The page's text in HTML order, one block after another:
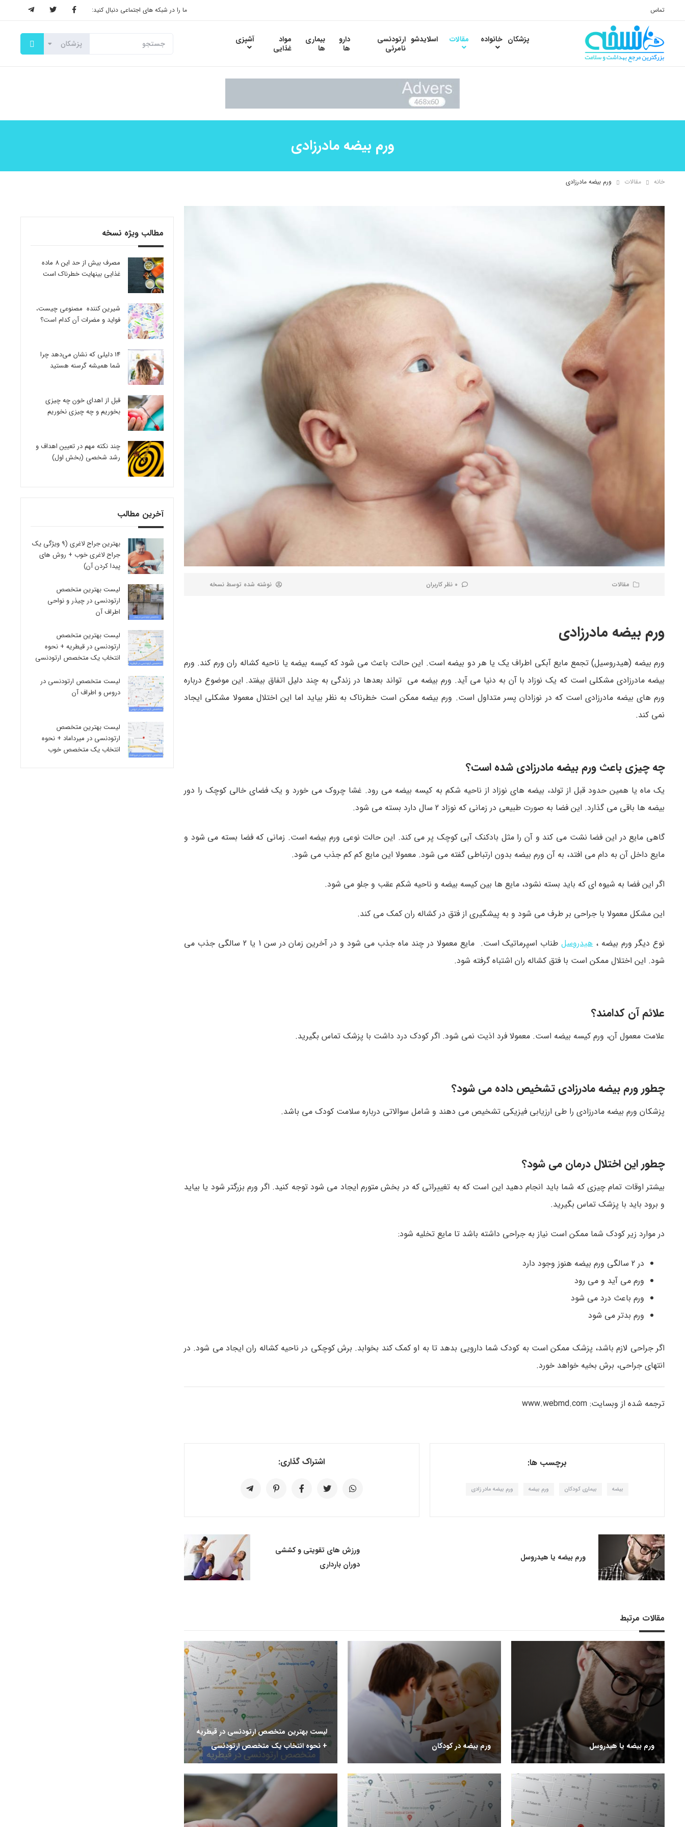
تماس ما را در شبکه های اجتماعی دنبال کنید:
پزشکان خانواده مقالات اسلایدشو ارتودنسی
نامرئی
دارو
ها
بیماری
ها
مواد
غذایی
آشپزی
ورم بیضه مادرزادی
خانه مقالات ورم بیضه مادرزادی
مقالات 0 نظر کاربران نوشته شده توسط نسخه
ورم بیضه مادرزادی
ورم بیضه (هیدروسیل) تجمع مایع آبکی اطراف یک یا هر دو بیضه است. این حالت باعث می شود که کیسه بیضه یا ناحیه کشاله ران ورم کند. ورم
بیضه مادرزادی مشکلی است که یک نوزاد با آن به دنیا می آید. ورم بیضه می تواند بعدها در زندگی به چند دلیل اتفاق بیفتد. این موضوع درباره
ورم های بیضه مادرزادی است که در نوزادان پسر متداول است. ورم بیضه ممکن است خطرناک به نظر بیاید اما این اختلال معمولا مشکلی ایجاد
نمی کند.
چه چیزی باعث ورم بیضه مادرزادی شده است؟
یک ماه یا همین حدود قبل از تولد، بیضه های نوزاد از ناحیه شکم به کیسه بیضه می رود. غشا چروک می خورد و یک فضای خالی کوچک را دور
بیضه ها باقی می گذارد. این فضا به صورت طبیعی در زمانی که نوزاد 2 سال دارد بسته می شود.
گاهی مایع در این فضا نشت می کند و آن را مثل بادکنک آبی کوچک پر می کند. این حالت نوعی ورم بیضه است. زمانی که فضا بسته می شود و
مایع داخل آن به دام می افتد، به آن ورم بیضه بدون ارتباطی گفته می شود. معمولا این مایع کم کم جذب می شود.
اگر این فضا به شیوه ای که باید بسته نشود، مایع ها بین کیسه بیضه و ناحیه شکم عقب و جلو می شود.
این مشکل معمولا با جراحی بر طرف می شود و به پیشگیری از فتق در کشاله ران کمک می کند.
نوع دیگر ورم بیضه ،هیدروسل
طناب اسپرماتیک است. مایع معمولا در چند ماه جذب می شود و در آخرین زمان در سن 1 یا 2 سالگی جذب می
شود. این اختلال ممکن است با فتق کشاله ران اشتباه گرفته شود.
علائم آن کدامند؟
علامت معمول آن، ورم کیسه بیضه است. معمولا فرد اذیت نمی شود. اگر کودک درد داشت با پزشک تماس بگیرید.
چطور ورم بیضه مادرزادی تشخیص داده می شود؟
پزشکان ورم بیضه مادرزادی را طی ارزیابی فیزیکی تشخیص می دهند و شامل سوالاتی درباره سلامت کودک می باشد.
چطور این اختلال درمان می شود؟
بیشتر اوقات تمام چیزی که شما باید انجام دهید این است که به تغییراتی که در بخش متورم ایجاد می شود توجه کنید. اگر ورم بزرگتر شود یا بیاید
و برود باید با پزشک تماس بگیرید.
در موارد زیر کودک شما ممکن است نیاز به جراحی داشته باشد تا مایع تخلیه شود:
در 2 سالگی ورم بیضه هنوز وجود دارد
ورم می آید و می رود
ورم باعث درد می شود
ورم بدتر می شود
اگر جراحی لازم باشد، پزشک ممکن است به کودک شما دارویی بدهد تا به او کمک کند بخوابد. برش کوچکی در ناحیه کشاله ران ایجاد می شود. در
انتهای جراحی، برش بخیه خواهد خورد.
ترجمه شده از وبسایت: www.webmd.com
برچسب ها:
بیضه بیماری کودکان ورم بیضه ورم بیضه مادر زادی
اشتراک گذاری:
ورم بیضه یا هیدروسل
ورزش های تقویتی و کششی
دوران بارداری
مقالات مرتبط
ورم بیضه یا هیدروسل ورم بیضه در کودکان
لیست بهترین متخصص ارتودنسی در قیطریه
+ نحوه انتخاب یک متخصص ارتودنسی
مطالب ویژه نسخه
مصرف بیش از حد این 8 ماده
غذایی بینهایت خطرناک است
شیرین کننده مصنوعی چیست،
فواید و مضرات آن کدام است؟
14 دلیلی که نشان می‌دهد چرا
شما همیشه گرسنه هستید
قبل از اهدای خون چه چیزی
بخوریم و چه چیزی نخوریم
چند نکته مهم در تعیین اهداف و
رشد شخصی (بخش اول)
آخرین مطالب
بهترین جراح لاغری (9 ویژگی یک
جراح لاغری خوب + روش های
پیدا کردن آن)
لیست بهترین متخصص
ارتودنسی در چیذر و نواحی
اطراف آن
لیست بهترین متخصص
ارتودنسی در قیطریه + نحوه
انتخاب یک متخصص ارتودنسی
لیست متخصص ارتودنسی در
دروس و اطراف آن
لیست بهترین متخصص
ارتودنسی در میرداماد + نحوه
انتخاب یک متخصص خوب